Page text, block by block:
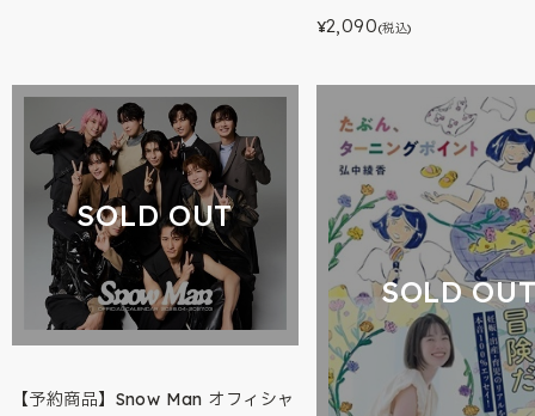
¥2,090(税込)
SOLD OUT
【予約商品】Snow Man オフィシャ
SOLD